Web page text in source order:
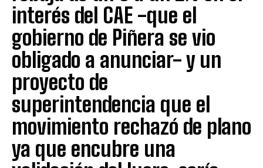
interés del CAE -que el
gobierno de Piñera se vio
obligado a anunciar- y un
proyecto de
superintendencia que el
movimiento rechazó de plano
ya que encubre una